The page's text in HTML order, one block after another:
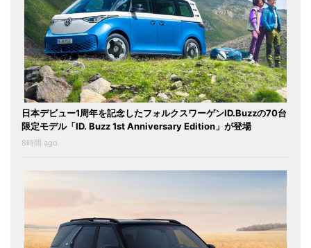
日本デビュー1周年を記念したフォルクスワーゲンID.Buzzの70台
限定モデル「ID. Buzz 1st Anniversary Edition」が登場
8時間 ago